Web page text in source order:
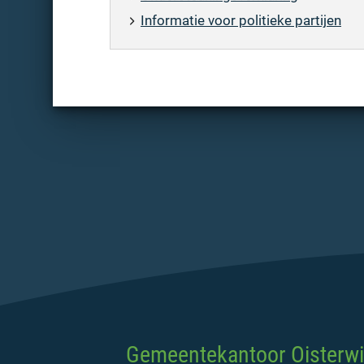
Informatie voor politieke partijen
Gemeentekantoor